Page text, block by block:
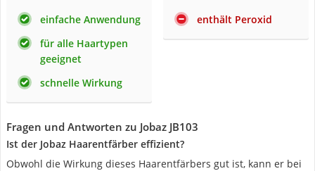
einfache Anwendung
für alle Haartypen
geeignet
schnelle Wirkung
enthält Peroxid
Fragen und Antworten zu Jobaz JB103
Ist der Jobaz Haarentfärber effizient?
Obwohl die Wirkung dieses Haarentfärbers gut ist, kann er bei